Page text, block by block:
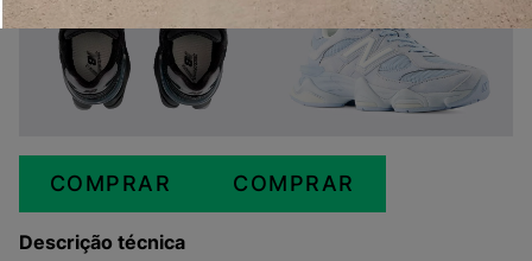
COMPRAR COMPRAR
Descrição técnica